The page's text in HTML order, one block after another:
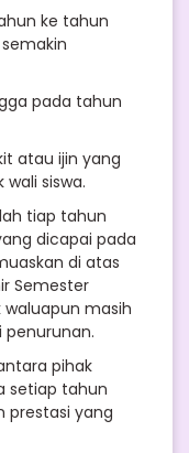
ke tahun
pada tahun
atau ijin yang
siswa.
tiap tahun
dicapai pada
di atas
Semester
masih
pihak
setiap tahun
prestasi yang